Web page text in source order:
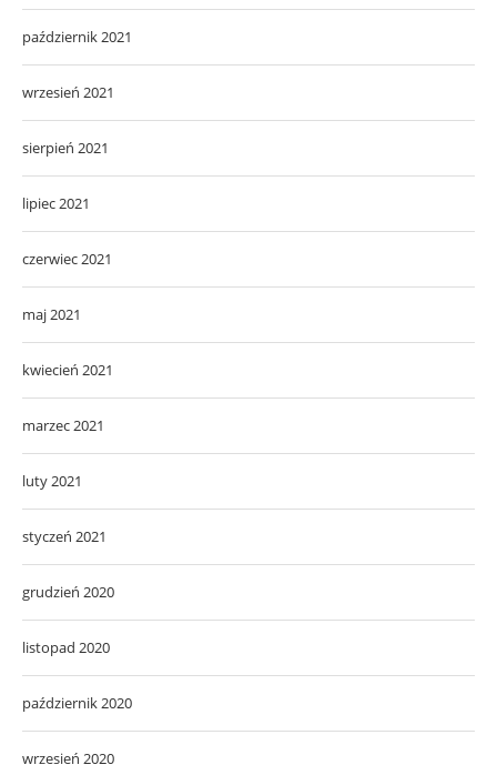
październik 2021
wrzesień 2021
sierpień 2021
lipiec 2021
czerwiec 2021
maj 2021
kwiecień 2021
marzec 2021
luty 2021
styczeń 2021
grudzień 2020
listopad 2020
październik 2020
wrzesień 2020